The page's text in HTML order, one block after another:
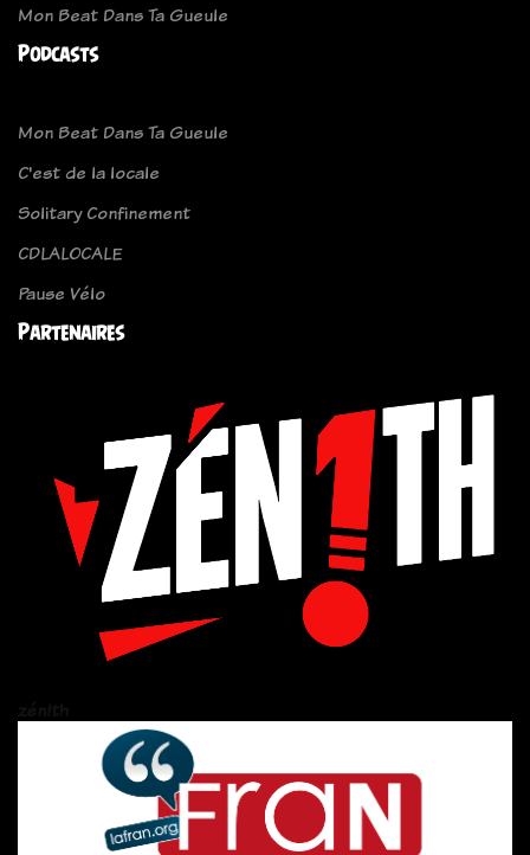
Mon Beat Dans Ta Gueule
Podcasts
Mon Beat Dans Ta Gueule
C'est de la locale
Solitary Confinement
CDLALOCALE
Pause Vélo
Partenaires